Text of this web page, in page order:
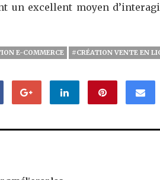
un excellent moyen
E-COMMERCE #CRÉATION VENTE EN